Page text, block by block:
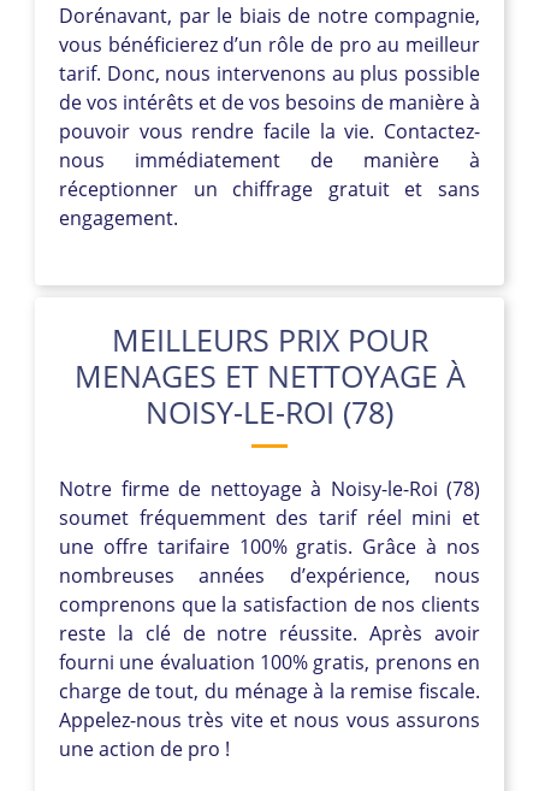
Dorénavant, par le biais de notre compagnie,
vous bénéficierez d’un rôle de pro au meilleur
tarif. Donc, nous intervenons au plus possible
de vos intérêts et de vos besoins de manière à
pouvoir vous rendre facile la vie. Contactez-
nous immédiatement de manière à
réceptionner un chiffrage gratuit et sans
engagement.
MEILLEURS PRIX POUR
MENAGES ET NETTOYAGE À
NOISY-LE-ROI (78)
Notre firme de nettoyage à Noisy-le-Roi (78)
soumet fréquemment des tarif réel mini et
une offre tarifaire 100% gratis. Grâce à nos
nombreuses années d’expérience, nous
comprenons que la satisfaction de nos clients
reste la clé de notre réussite. Après avoir
fourni une évaluation 100% gratis, prenons en
charge de tout, du ménage à la remise fiscale.
Appelez-nous très vite et nous vous assurons
une action de pro !